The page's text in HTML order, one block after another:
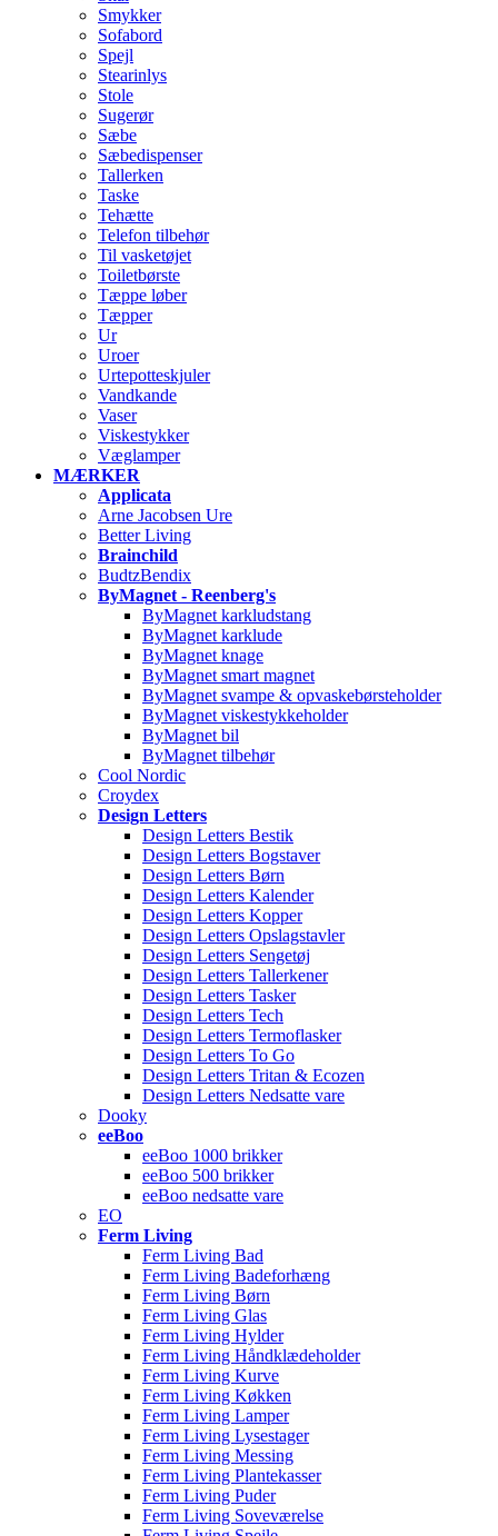
Smykker
Sofabord
Spejl
Stearinlys
Stole
Sugerør
Sæbe
Sæbedispenser
Tallerken
Taske
Tehætte
Telefon tilbehør
Til vasketøjet
Toiletbørste
Tæppe løber
Tæpper
Ur
Uroer
Urtepotteskjuler
Vandkande
Vaser
Viskestykker
Væglamper
MÆRKER
Applicata
Arne Jacobsen Ure
Better Living
Brainchild
BudtzBendix
ByMagnet - Reenberg's
ByMagnet karkludstang
ByMagnet karklude
ByMagnet knage
ByMagnet smart magnet
ByMagnet svampe & opvaskebørsteholder
ByMagnet viskestykkeholder
ByMagnet bil
ByMagnet tilbehør
Cool Nordic
Croydex
Design Letters
Design Letters Bestik
Design Letters Bogstaver
Design Letters Børn
Design Letters Kalender
Design Letters Kopper
Design Letters Opslagstavler
Design Letters Sengetøj
Design Letters Tallerkener
Design Letters Tasker
Design Letters Tech
Design Letters Termoflasker
Design Letters To Go
Design Letters Tritan & Ecozen
Design Letters Nedsatte vare
Dooky
eeBoo
eeBoo 1000 brikker
eeBoo 500 brikker
eeBoo nedsatte vare
EO
Ferm Living
Ferm Living Bad
Ferm Living Badeforhæng
Ferm Living Børn
Ferm Living Glas
Ferm Living Hylder
Ferm Living Håndklædeholder
Ferm Living Kurve
Ferm Living Køkken
Ferm Living Lamper
Ferm Living Lysestager
Ferm Living Messing
Ferm Living Plantekasser
Ferm Living Puder
Ferm Living Soveværelse